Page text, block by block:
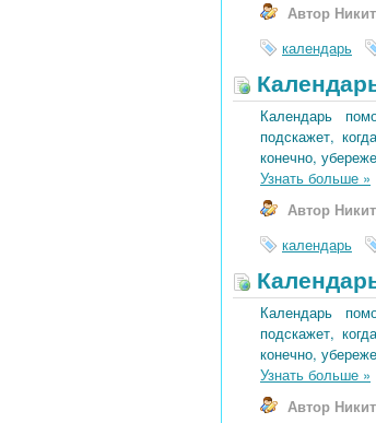
Автор
календарь
Календарь
подскажет,
конечно,
Узнать больше »
Автор
календарь
Календарь
подскажет,
конечно,
Узнать больше »
Автор